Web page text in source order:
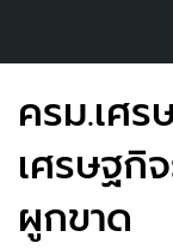
ครม.เศ
เศรษฐ
ผูกขาด